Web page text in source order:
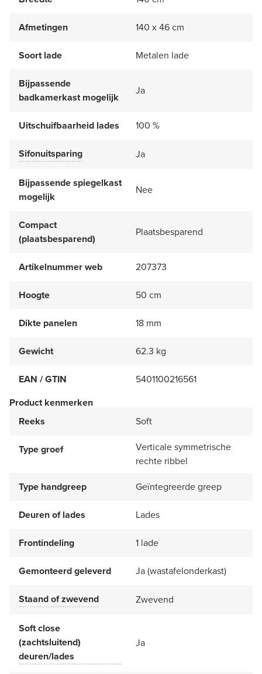
Afmetingen 140 x 46 cm
Soort lade Metalen lade
Bijpassende
badkamerkast mogelijk
Ja
Uitschuifbaarheid lades 100 %
Sifonuitsparing Ja
Bijpassende spiegelkast
mogelijk
Nee
Compact
(plaatsbesparend)
Plaatsbesparend
Artikelnummer web 207373
Hoogte 50 cm
Dikte panelen 18 mm
Gewicht 62.3 kg
EAN / GTIN
5401100216561
Product kenmerken
Reeks
Soft
Type groef
Verticale symmetrische
rechte ribbel
Type handgreep
Geïntegreerde greep
Deuren of lades Lades
Frontindeling 1 lade
Gemonteerd geleverd Ja (wastafelonderkast)
Staand of zwevend Zwevend
Soft close
(zachtsluitend)
deuren/lades
Ja